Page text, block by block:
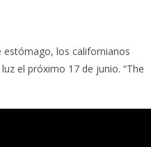
estómago, los californianos
el próximo 17 de junio. “The